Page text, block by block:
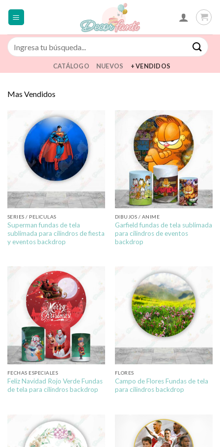
Buscar
por:
CATÁLOGO NUEVOS + VENDIDOS
Mas Vendidos
SERIES / PELICULAS
Superman fundas de tela
sublimada para cilindros de fiesta
y eventos backdrop
DIBUJOS / ANIME
Garfield fundas de tela sublimada
para cilindros de eventos
backdrop
FECHAS ESPECIALES
Feliz Navidad Rojo Verde Fundas
de tela para cilindros backdrop
FLORES
Campo de Flores Fundas de tela
para cilindros backdrop